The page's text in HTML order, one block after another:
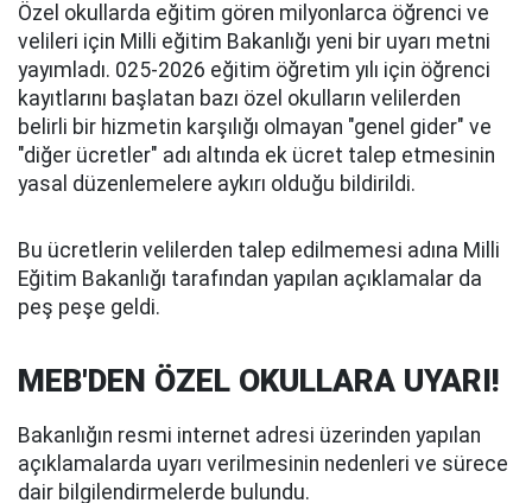
Özel okullarda eğitim gören milyonlarca öğrenci ve
velileri için Milli eğitim Bakanlığı yeni bir uyarı metni
yayımladı. 025-2026 eğitim öğretim yılı için öğrenci
kayıtlarını başlatan bazı özel okulların velilerden
belirli bir hizmetin karşılığı olmayan "genel gider" ve
"diğer ücretler" adı altında ek ücret talep etmesinin
yasal düzenlemelere aykırı olduğu bildirildi.
Bu ücretlerin velilerden talep edilmemesi adına Milli
Eğitim Bakanlığı tarafından yapılan açıklamalar da
peş peşe geldi.
MEB'DEN ÖZEL OKULLARA UYARI!
Bakanlığın resmi internet adresi üzerinden yapılan
açıklamalarda uyarı verilmesinin nedenleri ve sürece
dair bilgilendirmelerde bulundu.